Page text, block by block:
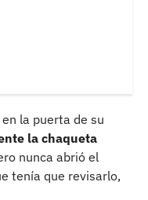
la puerta de su
la chaqueta
nunca abrió el
tenía que revisarlo,